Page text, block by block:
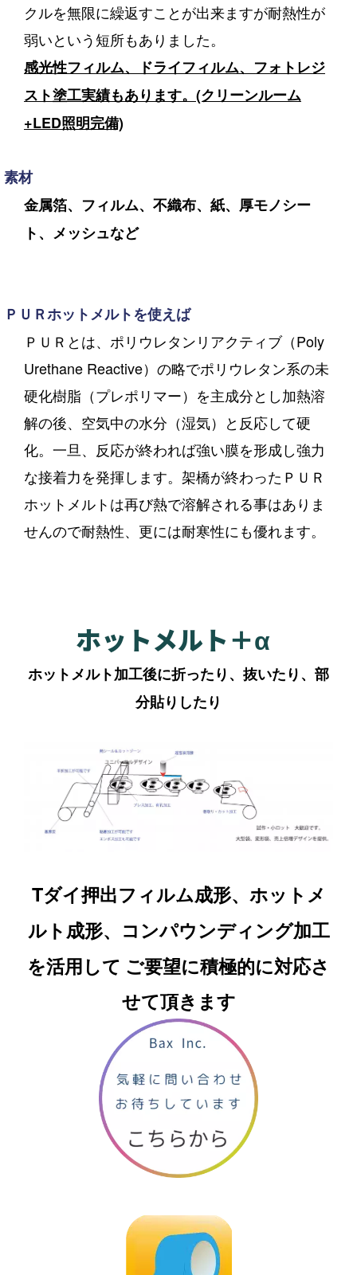
クルを無限に繰返すことが出来ますが耐熱性が
弱いという短所もありました。
感光性フィルム、ドライフィルム、フォトレジ
スト塗工実績もあります。(クリーンルーム
+LED照明完備)
素材
金属箔、フィルム、不織布、紙、厚モノシー
ト、メッシュなど
ＰＵＲホットメルトを使えば
ＰＵＲとは、ポリウレタンリアクティブ（Poly
Urethane Reactive）の略でポリウレタン系の未
硬化樹脂（プレポリマー）を主成分とし加熱溶
解の後、空気中の水分（湿気）と反応して硬
化。一旦、反応が終われば強い膜を形成し強力
な接着力を発揮します。架橋が終わったＰＵＲ
ホットメルトは再び熱で溶解される事はありま
せんので耐熱性、更には耐寒性にも優れます。
ホットメルト＋α
ホットメルト加工後に折ったり、抜いたり、部
分貼りしたり
Tダイ押出フィルム成形、ホットメ
ルト成形、コンパウンディング加工
を活用して ご要望に積極的に対応さ
せて頂きます